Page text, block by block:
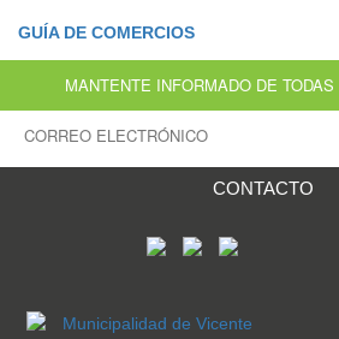
GUÍA DE COMERCIOS
MANTENTE INFORMADO DE
CONTACTO